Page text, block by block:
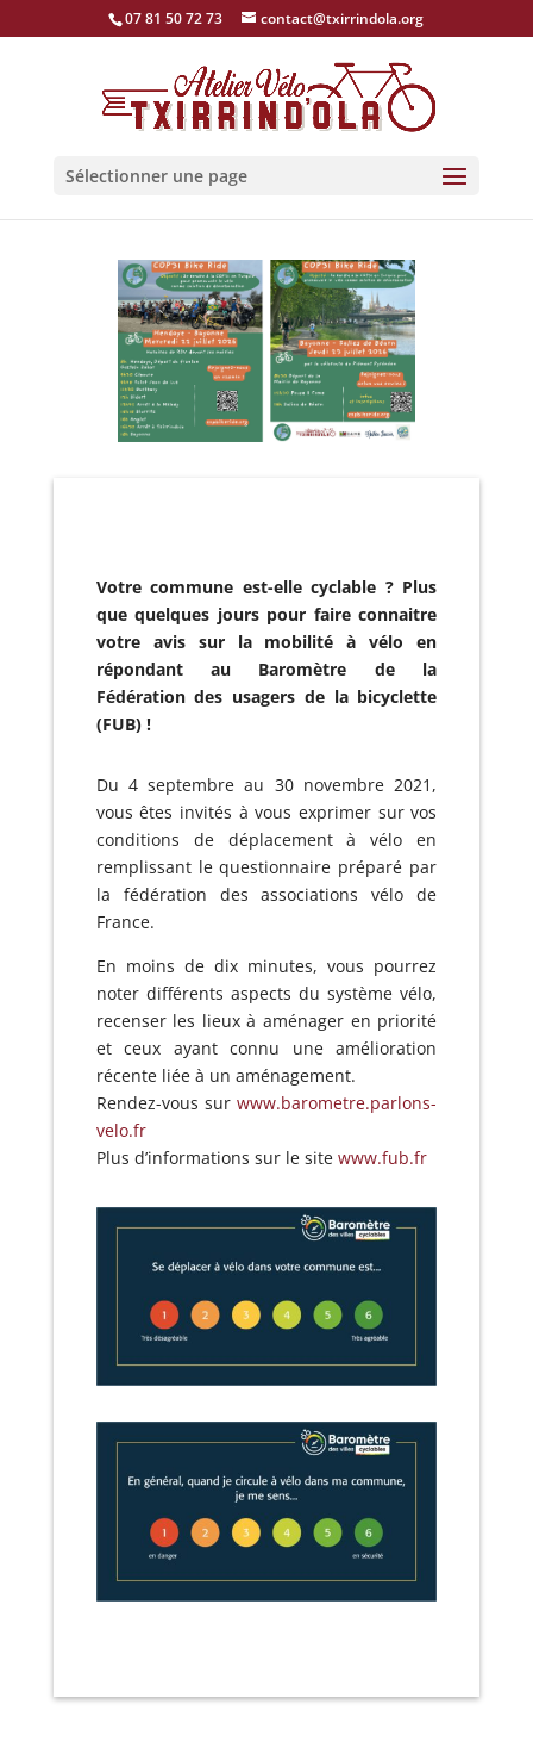
07 81 50 72 73 contact@txirrindola.org
Sélectionner une page
Votre commune est-elle cyclable ? Plus
que quelques jours pour faire connaitre
votre avis sur la mobilité à vélo en
répondant au Baromètre de la
Fédération des usagers de la bicyclette
(FUB) !
Du 4 septembre au 30 novembre 2021,
vous êtes invités à vous exprimer sur vos
conditions de déplacement à vélo en
remplissant le questionnaire préparé par
la fédération des associations vélo de
France.
En moins de dix minutes, vous pourrez
noter différents aspects du système vélo,
recenser les lieux à aménager en priorité
et ceux ayant connu une amélioration
récente liée à un aménagement.
Rendez-vous surwww.barometre.parlons-
velo.fr
Plus d’informations sur le site www.fub.fr